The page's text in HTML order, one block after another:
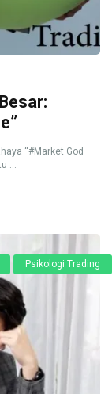
“#Market God
...
Psikologi Trading